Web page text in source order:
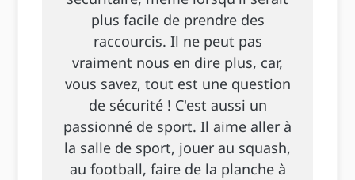
plus facile de prendre des
raccourcis. Il ne peut pas
vraiment nous en dire plus, car,
vous savez, tout est une question
de sécurité ! C'est aussi un
passionné de sport. Il aime aller à
la salle de sport, jouer au squash,
au football, faire de la planche à